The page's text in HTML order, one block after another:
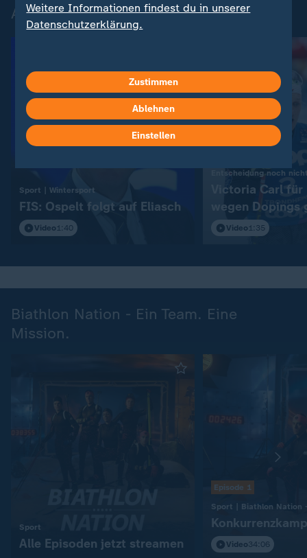
Aktuelle Videos zum Wintersport
Sport | Wintersport
FIS: Ospelt folgt auf Eliasch
Video 1:40
Entscheidung noch
Victoria Carl
wegen
Video 1:35
Biathlon Nation - Ein Team. Eine
Mission.
Sport
Alle Episoden jetzt streamen
Episode 1
Video34:06
Weitere Informationen findest du in unserer
Datenschutzerklärung.
Zustimmen
Ablehnen
Einstellen